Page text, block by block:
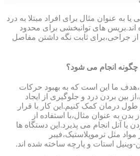
به عنوان مثال برای افراد مبتلا به درد
های توانبخشی برای محدود
جراحی،برای ثابت نگه داشتن مفاصل
چگونه انجام می شود؟
ما این است که به بهبود حرکات
بین بردن درد و جلوگیری از ایجاد
طول درمان کمک کنیم.این کار با قرار
به عنوان مثال،با استفاده از
آتل انجام می پذیرد.این دستگاه ها
مواد مثل ترموپلاستیک،فیبر
وینیل استات و پارچه ساخته شده اند.